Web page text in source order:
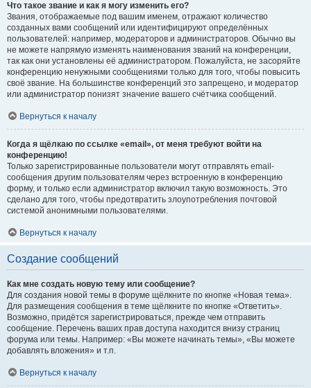
Что такое звание и как я могу изменить его?
Звания, отображаемые под вашим именем, отражают количество
созданных вами сообщений или идентифицируют определённых
пользователей: например, модераторов и администраторов. Обычно вы
не можете напрямую изменять наименования званий на конференции,
так как они установлены её администратором. Пожалуйста, не засоряйте
конференцию ненужными сообщениями только для того, чтобы повысить
своё звание. На большинстве конференций это запрещено, и модератор
или администратор понизят значение вашего счётчика сообщений.
Вернуться к началу
Когда я щёлкаю по ссылке «email», от меня требуют войти на
конференцию!
Только зарегистрированные пользователи могут отправлять email-
сообщения другим пользователям через встроенную в конференцию
форму, и только если администратор включил такую возможность. Это
сделано для того, чтобы предотвратить злоупотребления почтовой
системой анонимными пользователями.
Вернуться к началу
Создание сообщений
Как мне создать новую тему или сообщение?
Для создания новой темы в форуме щёлкните по кнопке «Новая тема».
Для размещения сообщения в теме щёлкните по кнопке «Ответить».
Возможно, придётся зарегистрироваться, прежде чем отправить
сообщение. Перечень ваших прав доступа находится внизу страниц
форума или темы. Например: «Вы можете начинать темы», «Вы можете
добавлять вложения» и т.п.
Вернуться к началу